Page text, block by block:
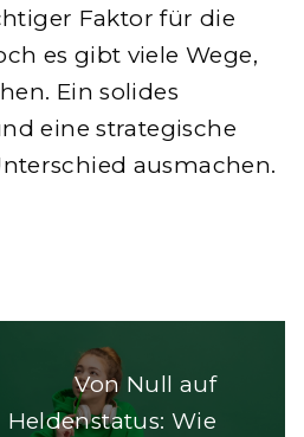
Faktor für die
es gibt viele Wege,
Ein solides
eine strategische
ausmachen.
Von Null auf
Heldenstatus: Wie